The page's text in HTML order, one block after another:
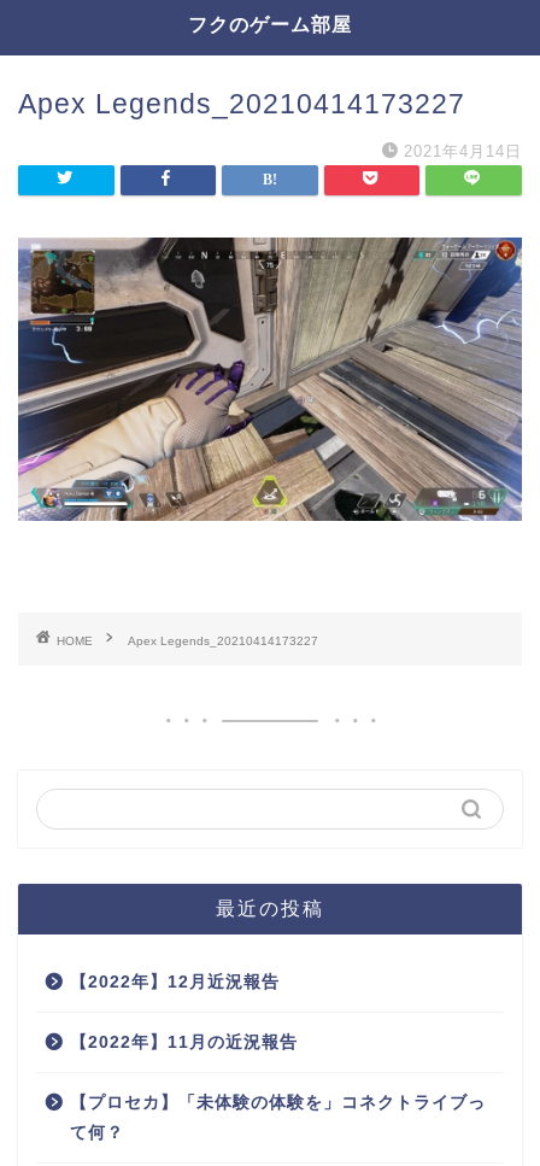
フクのゲーム部屋
Apex Legends_20210414173227
2021年4月14日
HOME Apex Legends_20210414173227
最近の投稿
【2022年】12月近況報告
【2022年】11月の近況報告
【プロセカ】「未体験の体験を」コネクトライブっ
て何？